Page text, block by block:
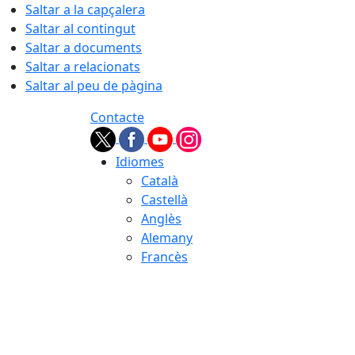
Saltar a la capçalera
Saltar al contingut
Saltar a documents
Saltar a relacionats
Saltar al peu de pàgina
Contacte
Idiomes
Català
Castellà
Anglès
Alemany
Francès